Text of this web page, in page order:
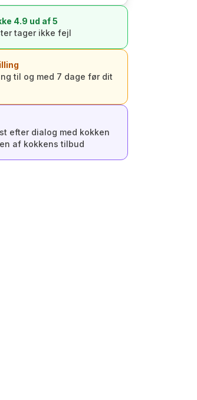
4.9 ud af 5
tager ikke fejl
til og med 7 dage før dit
efter dialog med kokken
af kokkens tilbud